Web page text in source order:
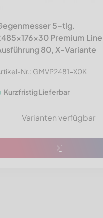
5-tlg.
Premium
80, X-Variante
Nr.: GMVP2481-X0K
Kurzfristig Lieferbar
Varianten verfügbar